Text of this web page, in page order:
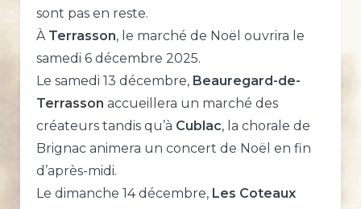
sont pas en reste.
À Terrasson, le marché de Noël ouvrira le
samedi 6 décembre 2025.
Le samedi 13 décembre, Beauregard-de-
Terrasson accueillera un marché des
créateurs tandis qu’à Cublac, la chorale de
Brignac animera un concert de Noël en fin
d’après-midi.
Le dimanche 14 décembre, Les Coteaux